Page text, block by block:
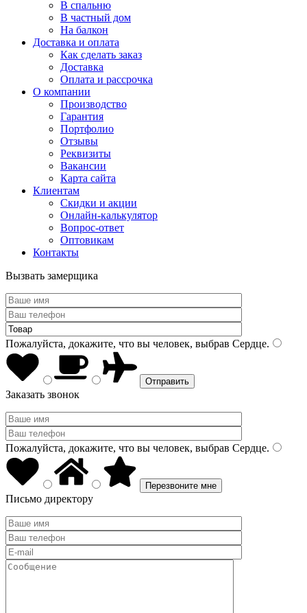
В спальню
В частный дом
На балкон
Доставка и оплата
Как сделать заказ
Доставка
Оплата и рассрочка
О компании
Производство
Гарантия
Портфолио
Отзывы
Реквизиты
Вакансии
Карта сайта
Клиентам
Скидки и акции
Онлайн-калькулятор
Вопрос-ответ
Оптовикам
Контакты
Вызвать замерщика
Пожалуйста, докажите, что вы человек, выбрав Сердце.
Заказать звонок
Пожалуйста, докажите, что вы человек, выбрав Сердце.
Письмо директору